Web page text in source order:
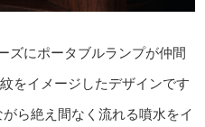
ズにポータブルランプが仲間
をイメージしたデザインです
ら絶え間なく流れる噴水をイ